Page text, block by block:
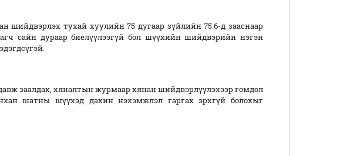
шийдвэрлэх тухай хуулийн 75 дугаар зүйлийн 75.6-д зааснаар
сайн дураар биелүүлээгүй бол шүүхийн шийдвэрийн нэгэн
заалдах, хяналтын журмаар хянан шийдвэрлүүлэхээр гомдол
шатны шүүхэд дахин нэхэмжлэл гаргах эрхгүй болохыг